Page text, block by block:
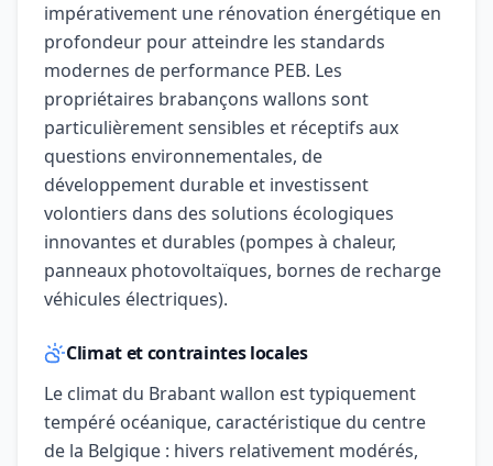
impérativement une rénovation énergétique en
profondeur pour atteindre les standards
modernes de performance PEB. Les
propriétaires brabançons wallons sont
particulièrement sensibles et réceptifs aux
questions environnementales, de
développement durable et investissent
volontiers dans des solutions écologiques
innovantes et durables (pompes à chaleur,
panneaux photovoltaïques, bornes de recharge
véhicules électriques).
Climat et contraintes locales
Le climat du Brabant wallon est typiquement
tempéré océanique, caractéristique du centre
de la Belgique : hivers relativement modérés,